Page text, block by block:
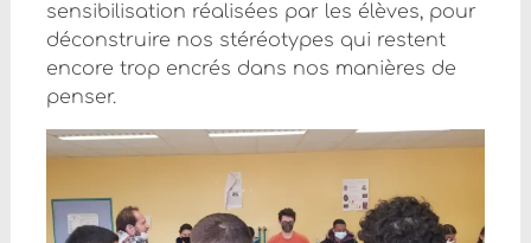
sensibilisation réalisées par les élèves, pour
déconstruire nos stéréotypes qui restent
encore trop encrés dans nos manières de
penser.